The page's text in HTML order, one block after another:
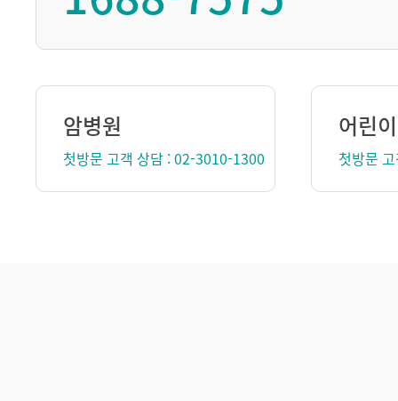
암병원
첫방문 고객 상담 : 02-3010-1300
어린
첫방문